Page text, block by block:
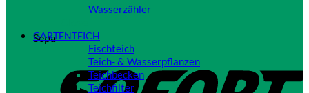
Sepa
Wasserzähler
GARTENTEICH
Fischteich
Teich- & Wasserpflanzen
Teichbecken
Teichfilter